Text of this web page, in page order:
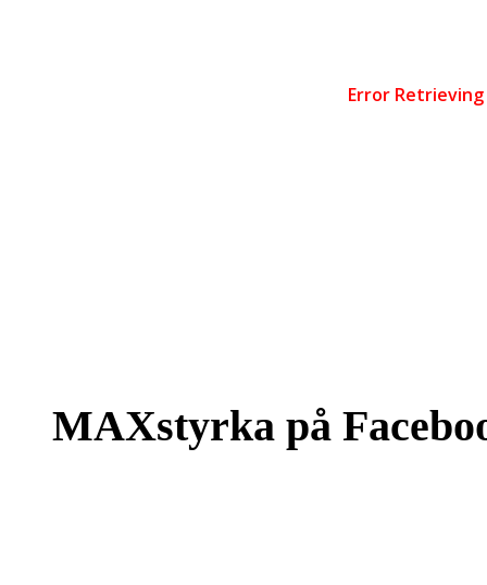
MAXstyrka på